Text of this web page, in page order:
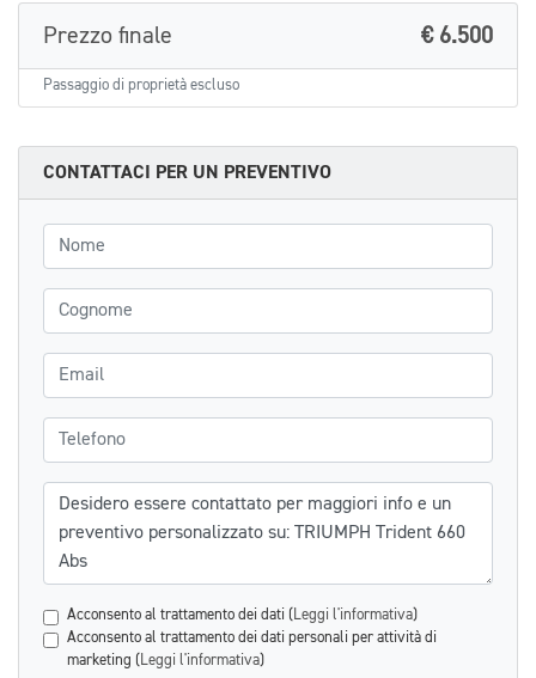
Prezzo finale € 6.500
Passaggio di proprietà escluso
CONTATTACI PER UN PREVENTIVO
Nome
Cognome
Email
Telefono
Messaggio
Acconsento al trattamento dei dati ( Leggi l'informativa)
Acconsento al trattamento dei dati personali per attività di
marketing ( Leggi l'informativa)